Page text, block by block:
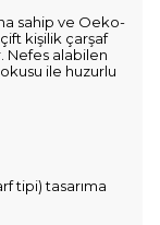
sahip ve Oeko-
kişilik çarşaf
Nefes alabilen
ile huzurlu
tipi) tasarıma